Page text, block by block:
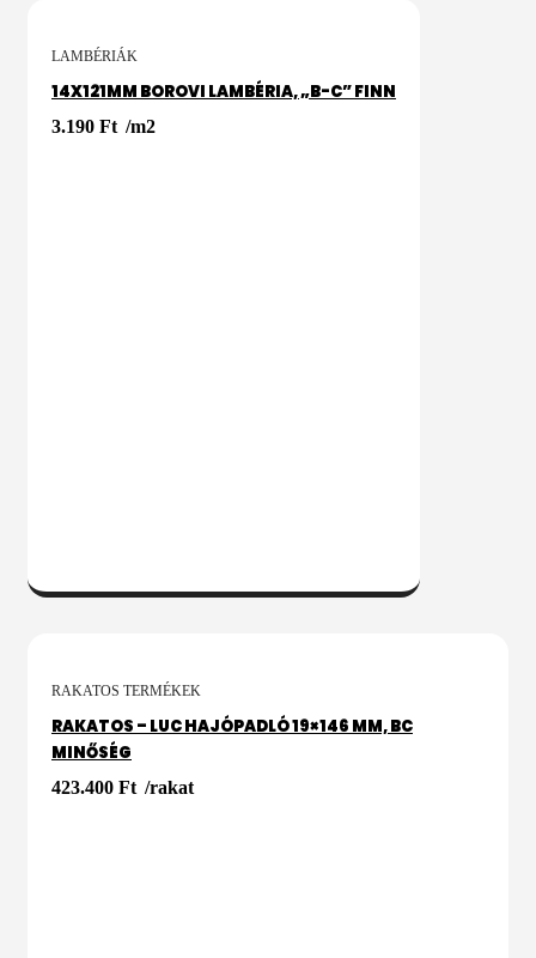
LAMBÉRIÁK
14X121MM BOROVI LAMBÉRIA, „B-C” FINN
3.190 Ft /m2
RAKATOS TERMÉKEK
RAKATOS – LUC HAJÓPADLÓ 19×146 MM, BC
MINŐSÉG
423.400 Ft /rakat